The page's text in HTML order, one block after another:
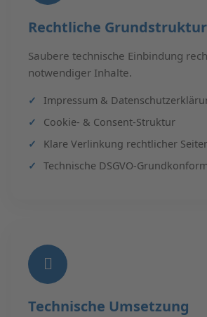
Rechtliche Grundstruktur
Saubere technische Einbindung
notwendiger Inhalte.
Impressum &
Cookie- & Consent-Struktur
Klare Verlinkung rechtlicher
Technische DSGVO-
Technische Umsetzung